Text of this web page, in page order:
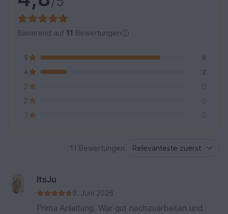
Basierend auf 11 Bewertungen
5
9
4
2
3
0
2
0
1
0
11 Bewertungen
ItsJu
9. Juni 2026
Prima Anleitung. War gut nachzuarbeiten und